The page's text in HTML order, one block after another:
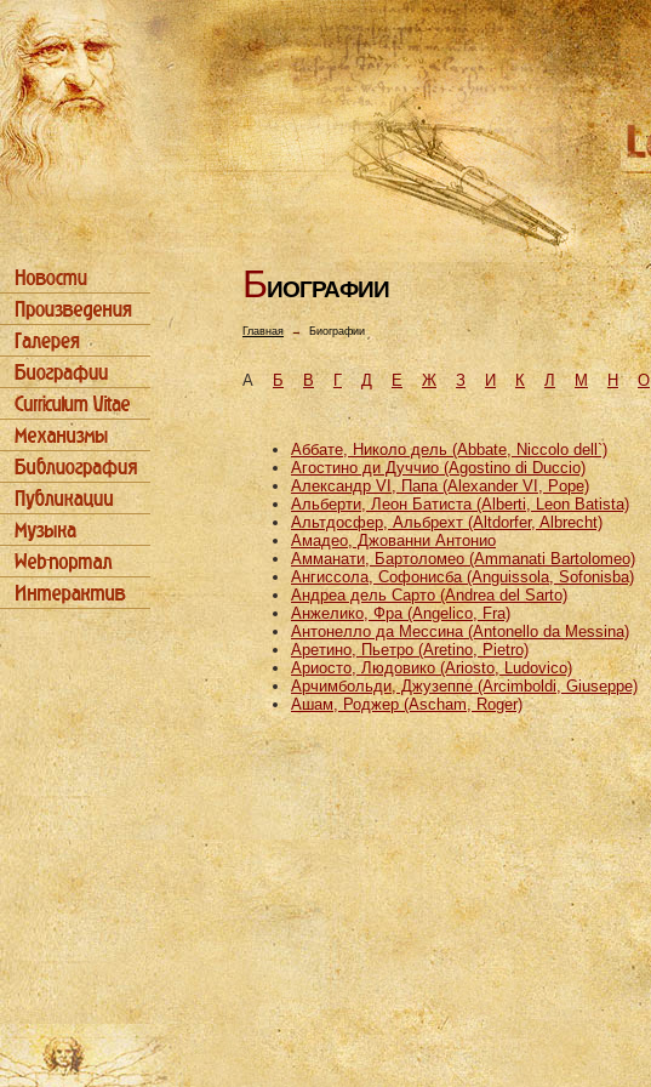
БИОГРАФИИ
Главная→ Биографии
АБ В Г Д Е Ж З И К Л М H О
Аббате, Николо дель (Abbate, Niccolo dell`)
Агостино ди Дуччио (Agostino di Duccio)
Александр VI, Папа (Alexander VI, Pope)
Альберти, Леон Батиста (Alberti, Leon Batista)
Альтдосфер, Альбрехт (Altdorfer, Albrecht)
Амадео, Джованни Антонио
Амманати, Бартоломео (Ammanati Bartolomeo)
Ангиссола, Софонисба (Anguissola, Sofonisba)
Андреа дель Сарто (Andrea del Sarto)
Анжелико, Фра (Angelico, Fra)
Антонелло да Мессина (Antonello da Messina)
Аретино, Пьетро (Aretino, Pietro)
Ариосто, Людовико (Ariosto, Ludovico)
Арчимбольди, Джузеппе (Arcimboldi, Giuseppe)
Ашам, Роджер (Ascham, Roger)